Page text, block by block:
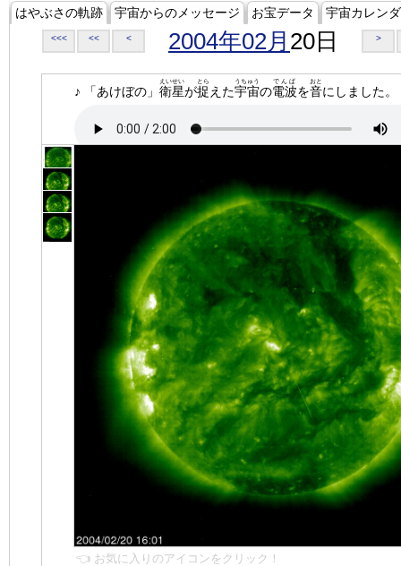
はやぶさの軌跡 宇宙からのメッセージ お宝データ 宇宙カレン
<<< << < 2004年02月 20日 >
♪ 「あけぼの」 衛星
えいせい
が捉
とら
えた宇宙
うちゅう
の電波
でんぱ
を音
おと
にしました。
👈 お気に入りのアイコンをクリック！